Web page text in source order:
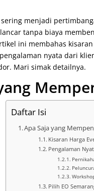
sering menjadi
tanpa biaya
ini membahas kisaran
nyata dari
Mari simak detailnya.
Daftar Isi
Apa Saja yang
Kisaran Harga
Pengalaman
Pilih EO